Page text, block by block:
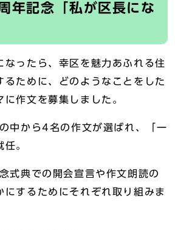
年記念「私が区長にな
なったら、幸区を魅力あふれる住
るために、どのようなことをした
に作文を募集しました。
中から4名の作文が選ばれ、「一
。
式典での開会宣言や作文朗読の
にするためにそれぞれ取り組みま